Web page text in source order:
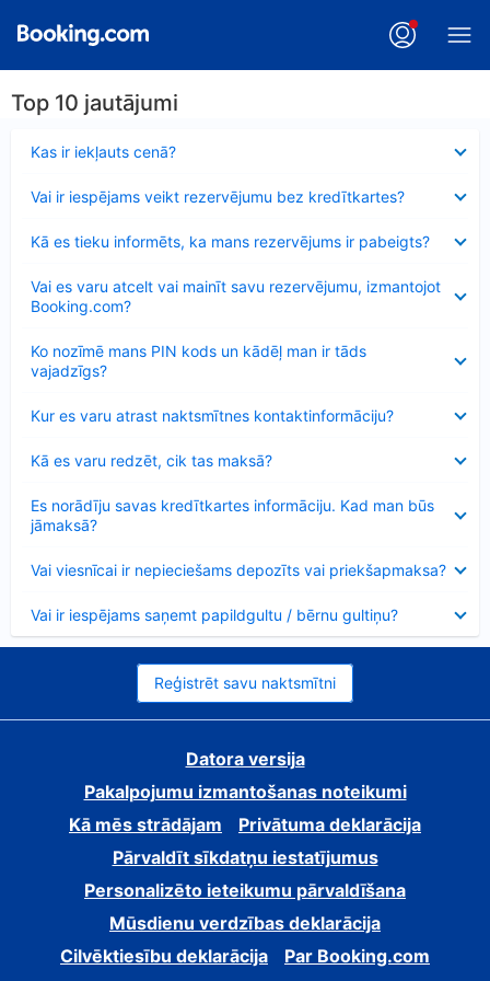
Top 10 jautājumi
Kas ir iekļauts cenā?
Vai ir iespējams veikt rezervējumu bez kredītkartes?
Kā es tieku informēts, ka mans rezervējums ir pabeigts?
Vai es varu atcelt vai mainīt savu rezervējumu, izmantojot
Booking.com?
Ko nozīmē mans PIN kods un kādēļ man ir tāds
vajadzīgs?
Kur es varu atrast naktsmītnes kontaktinformāciju?
Kā es varu redzēt, cik tas maksā?
Es norādīju savas kredītkartes informāciju. Kad man būs
jāmaksā?
Vai viesnīcai ir nepieciešams depozīts vai priekšapmaksa?
Vai ir iespējams saņemt papildgultu / bērnu gultiņu?
Reģistrēt savu naktsmītni
Datora versija
Pakalpojumu izmantošanas noteikumi
Kā mēs strādājam
Privātuma deklarācija
Pārvaldīt sīkdatņu iestatījumus
Personalizēto ieteikumu pārvaldīšana
Mūsdienu verdzības deklarācija
Cilvēktiesību deklarācija
Par Booking.com